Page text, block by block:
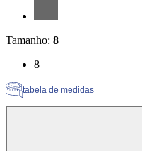
Tamanho: 8
Tamanho: 8
8
tabela de medidas